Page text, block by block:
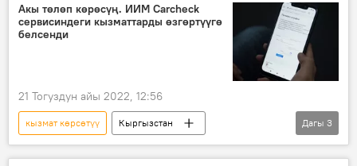
Акы төлөп көрөсүң. ИИМ Carcheck
сервисиндеги кызматтарды өзгөртүүгө
белсенди
21 Тогуздун айы 2022, 12:56
кызмат көрсөтүү
Кыргызстан
Carcheck кызматы
сервис акы
Дагы 3